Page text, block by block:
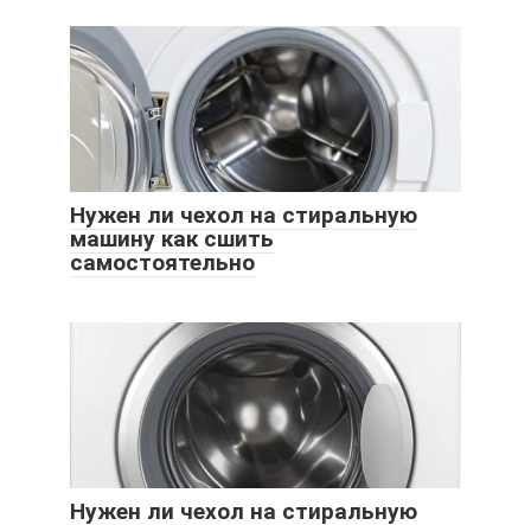
Нужен ли чехол на стиральную
машину как сшить
самостоятельно
Нужен ли чехол на стиральную